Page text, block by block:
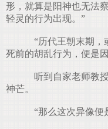
形，就算是阳神也无法
轻灵的行为出现。”
“历代王朝末期，
死前的胡乱行为，便是
听到自家老师教
神芒。
“那么这次异像便